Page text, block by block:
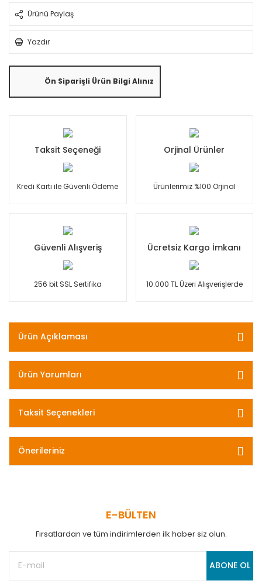
Ürünü Paylaş
Yazdır
Ön Siparişli Ürün Bilgi Alınız
Taksit Seçeneği
Kredi Kartı ile Güvenli Ödeme
Orjinal Ürünler
Ürünlerimiz %100 Orjinal
Güvenli Alışveriş
256 bit SSL Sertifika
Ücretsiz Kargo İmkanı
10.000 TL Üzeri Alışverişlerde
Ürün Açıklaması
Ürün Yorumları
Taksit Seçenekleri
Önerileriniz
E-BÜLTEN
Fırsatlardan ve tüm indirimlerden ilk haber siz olun.
ABONE OL